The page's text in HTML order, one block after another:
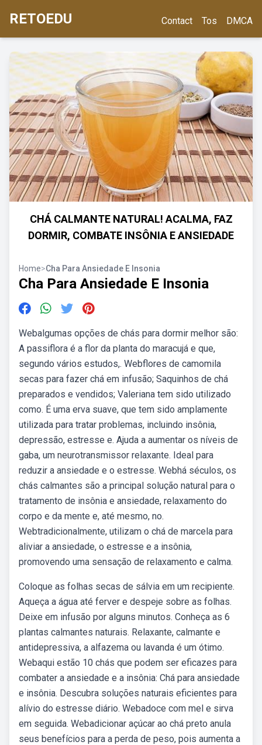
RETOEDU Contact Tos DMCA
CHÁ CALMANTE NATURAL! ACALMA, FAZ
DORMIR, COMBATE INSÔNIA E ANSIEDADE
Home>Cha Para Ansiedade E Insonia
Cha Para Ansiedade E Insonia
Webalgumas opções de chás para dormir melhor são:
A passiflora é a flor da planta do maracujá e que,
segundo vários estudos,. Webflores de camomila
secas para fazer chá em infusão; Saquinhos de chá
preparados e vendidos; Valeriana tem sido utilizado
como. É uma erva suave, que tem sido amplamente
utilizada para tratar problemas, incluindo insônia,
depressão, estresse e. Ajuda a aumentar os níveis de
gaba, um neurotransmissor relaxante. Ideal para
reduzir a ansiedade e o estresse. Webhá séculos, os
chás calmantes são a principal solução natural para o
tratamento de insônia e ansiedade, relaxamento do
corpo e da mente e, até mesmo, no.
Webtradicionalmente, utilizam o chá de marcela para
aliviar a ansiedade, o estresse e a insônia,
promovendo uma sensação de relaxamento e calma.
Coloque as folhas secas de sálvia em um recipiente.
Aqueça a água até ferver e despeje sobre as folhas.
Deixe em infusão por alguns minutos. Conheça as 6
plantas calmantes naturais. Relaxante, calmante e
antidepressiva, a alfazema ou lavanda é um ótimo.
Webaqui estão 10 chás que podem ser eficazes para
combater a ansiedade e a insônia: Chá para ansiedade
e insônia. Descubra soluções naturais eficientes para
alívio do estresse diário. Webadoce com mel e sirva
em seguida. Webadicionar açúcar ao chá preto anula
seus benefícios para a perda de peso, pois aumenta a